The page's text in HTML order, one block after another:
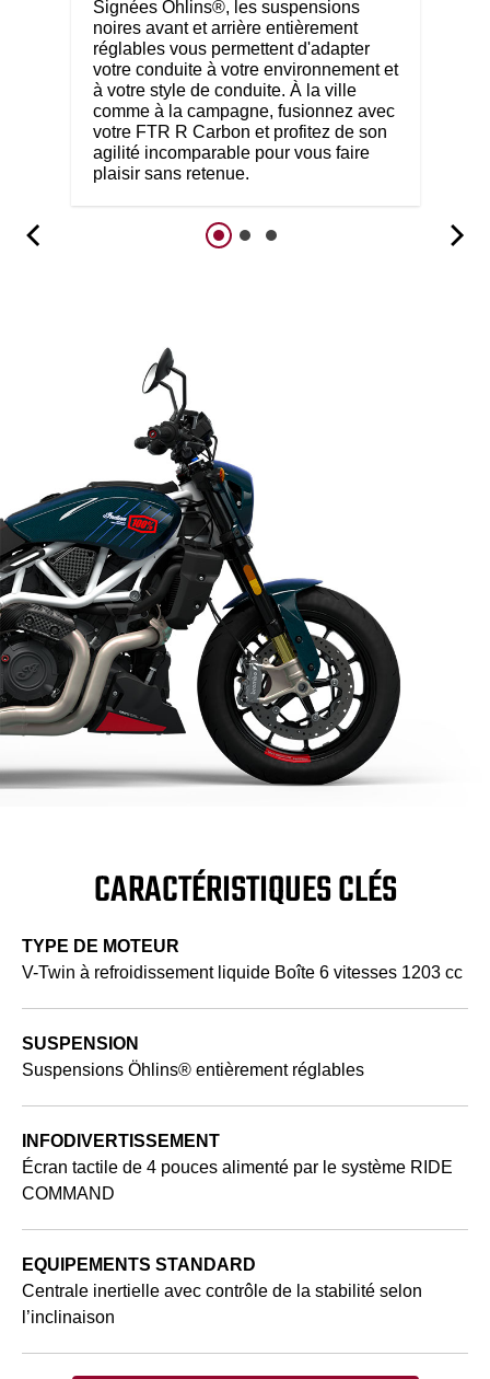
Signées Öhlins®, les suspensions
noires avant et arrière entièrement
réglables vous permettent d'adapter
votre conduite à votre environnement et
à votre style de conduite. À la ville
comme à la campagne, fusionnez avec
votre FTR R Carbon et profitez de son
agilité incomparable pour vous faire
plaisir sans retenue.
CARACTÉRISTIQUES CLÉS
TYPE DE MOTEUR
V-Twin à refroidissement liquide Boîte 6 vitesses 1203 cc
SUSPENSION
Suspensions Öhlins® entièrement réglables
INFODIVERTISSEMENT
Écran tactile de 4 pouces alimenté par le système RIDE
COMMAND
EQUIPEMENTS STANDARD
Centrale inertielle avec contrôle de la stabilité selon
l’inclinaison